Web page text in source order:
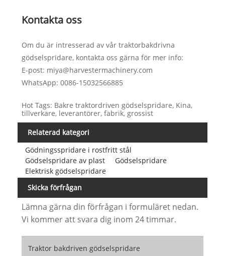
Kontakta oss
Om du är intresserad av vår traktorbakdrivna
gödselspridare, kontakta oss gärna för mer info:
E-post: miya@harvestermachinery.com
WhatsApp: 0086-15032566885
Hot Tags: Bakre traktordriven gödselspridare, Kina,
tillverkare, leverantörer, fabrik, grossist
Relaterad kategori
Gödningsspridare i rostfritt stål
Gödselspridare av plast
Gödselspridare
Elektrisk gödselspridare
Skicka förfrågan
Lämna gärna din förfrågan i formuläret nedan.
Vi kommer att svara dig inom 24 timmar.